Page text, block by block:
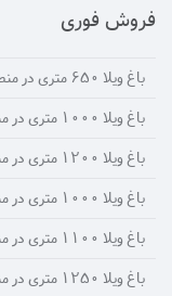
فروش فوری
باغ ویلا 650 متری در منطقه لم آباد
باغ ویلا 1000 متری در منطقه شهریار
باغ ویلا 1200 متری در منطقه کردزار
باغ ویلا 1000 متری در منطقه ملارد
باغ ویلا 1100 متری در منطقه ابراهیم اباد
باغ ویلا 1250 متری در منطقه ملارد